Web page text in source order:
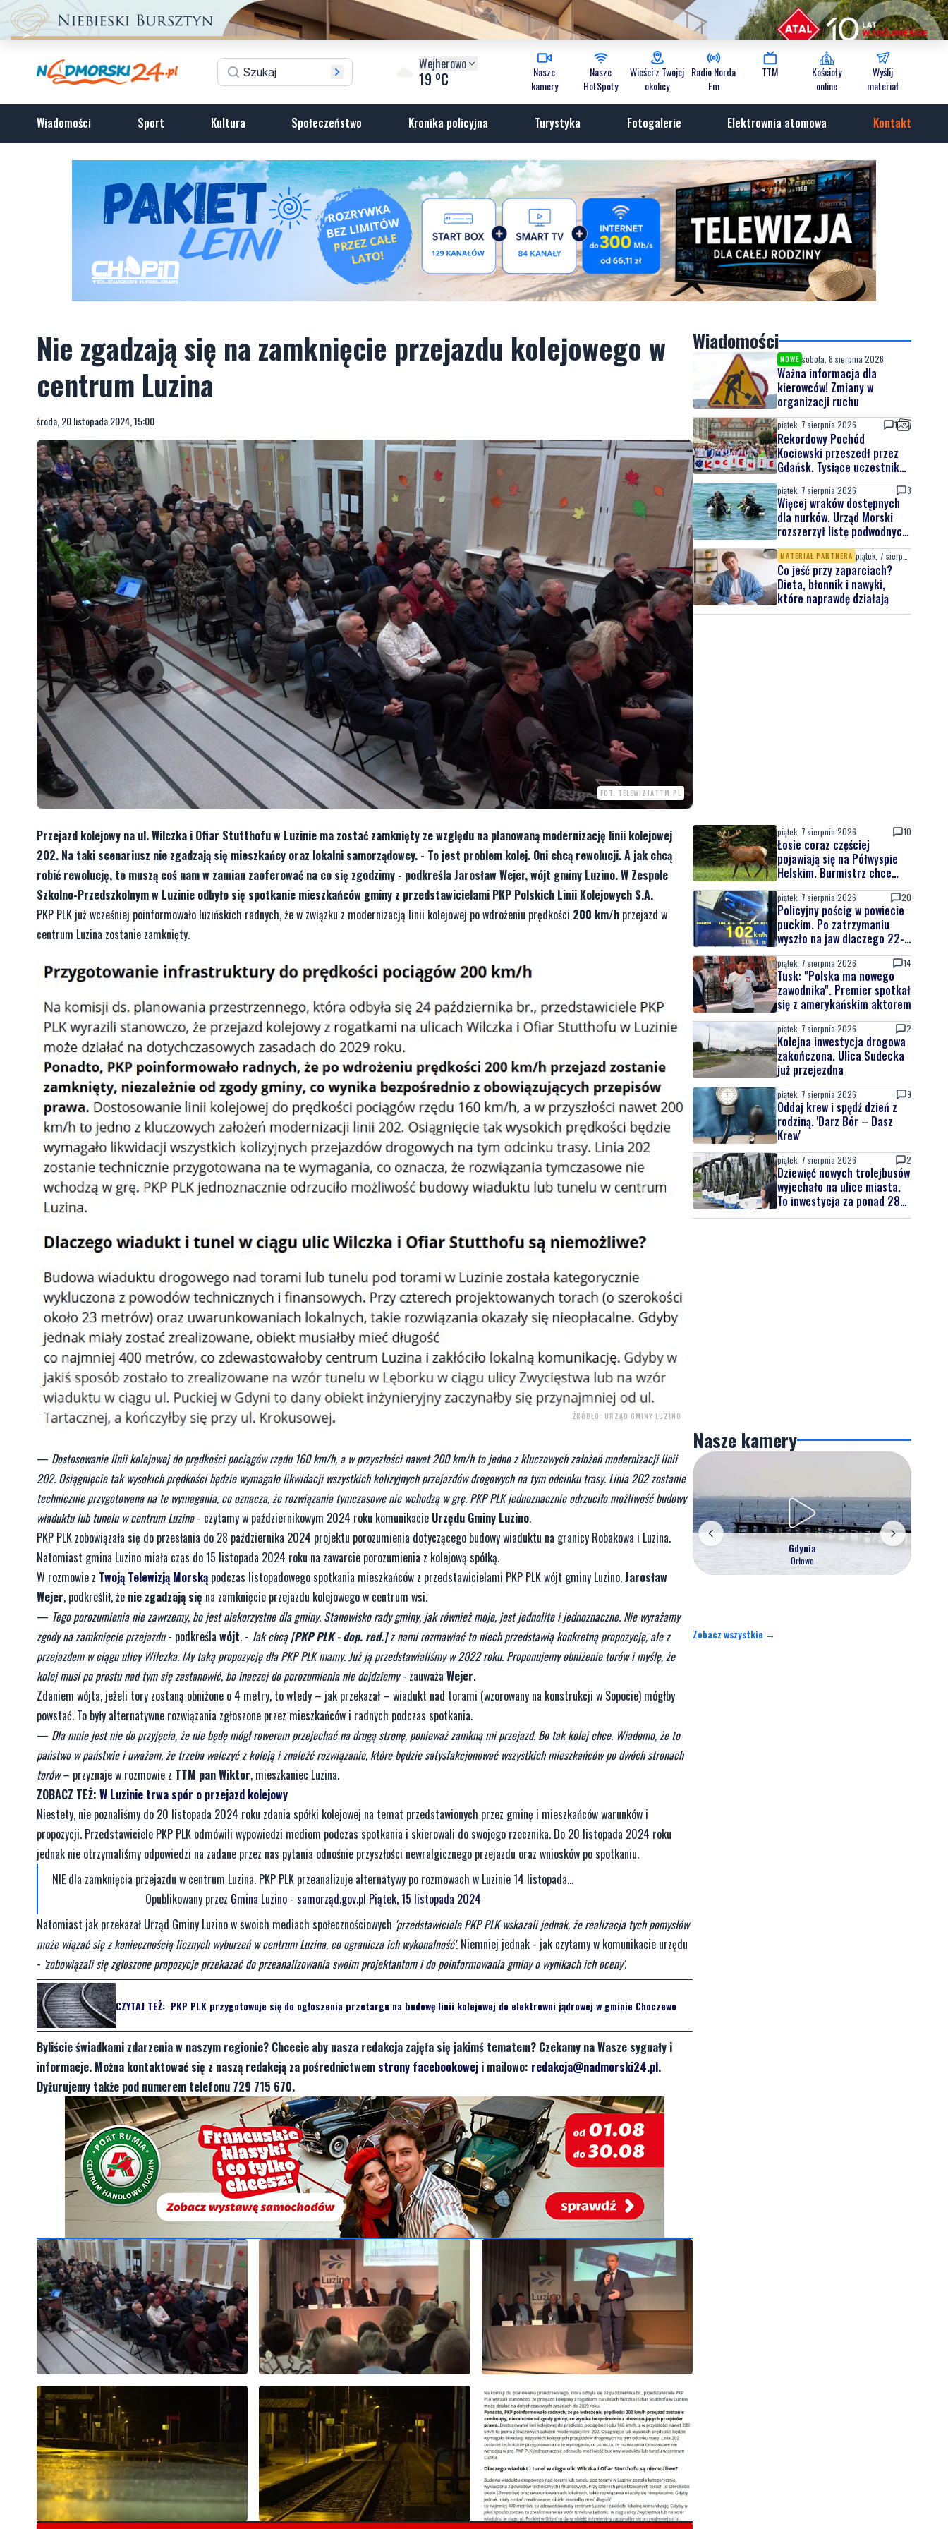
Wejherowo
19 oC
Nasze
kamery
Nasze
HotSpoty
Wieści z Twojej
okolicy
Radio Norda
Fm
TTM
Kościoły
online
Wyślij
materiał
Wiadomości Sport Kultura Społeczeństwo Kronika policyjna Turystyka Fotogalerie Elektrownia atomowa Kontakt
Nie zgadzają się na zamknięcie przejazdu kolejowego w
centrum Luzina
środa, 20 listopada 2024, 15:00
FOT. TELEWIZJATTM.PL
Przejazd kolejowy na ul. Wilczka i Ofiar Stutthofu w Luzinie ma zostać zamknięty ze względu na planowaną modernizację linii kolejowej
202. Na taki scenariusz nie zgadzają się mieszkańcy oraz lokalni samorządowcy. - To jest problem kolej. Oni chcą rewolucji. A jak chcą
robić rewolucję, to muszą coś nam w zamian zaoferować na co się zgodzimy - podkreśla Jarosław Wejer, wójt gminy Luzino. W Zespole
Szkolno-Przedszkolnym w Luzinie odbyło się spotkanie mieszkańców gminy z przedstawicielami PKP Polskich Linii Kolejowych S.A.
PKP PLK już wcześniej poinformowało luzińskich radnych, że w związku z modernizacją linii kolejowej po wdrożeniu prędkości 200 km/h przejazd w
centrum Luzina zostanie zamknięty.
ŹRÓDŁO: URZĄD GMINY LUZINO
— Dostosowanie linii kolejowej do prędkości pociągów rzędu 160 km/h, a w przyszłości nawet 200 km/h to jedno z kluczowych założeń modernizacji linii
202. Osiągnięcie tak wysokich prędkości będzie wymagało likwidacji wszystkich kolizyjnych przejazdów drogowych na tym odcinku trasy. Linia 202 zostanie
technicznie przygotowana na te wymagania, co oznacza, że rozwiązania tymczasowe nie wchodzą w grę. PKP PLK jednoznacznie odrzuciło możliwość budowy
wiaduktu lub tunelu w centrum Luzina- czytamy w październikowym 2024 roku komunikacie Urzędu Gminy Luzino.
PKP PLK zobowiązała się do przesłania do 28 października 2024 projektu porozumienia dotyczącego budowy wiaduktu na granicy Robakowa i Luzina.
Natomiast gmina Luzino miała czas do 15 listopada 2024 roku na zawarcie porozumienia z kolejową spółką.
W rozmowie z Twoją Telewizją Morską podczas listopadowego spotkania mieszkańców z przedstawicielami PKP PLK wójt gminy Luzino,Jarosław
Wejer, podkreślił, że nie zgadzają się na zamknięcie przejazdu kolejowego w centrum wsi.
— Tego porozumienia nie zawrzemy, bo jest niekorzystne dla gminy. Stanowisko rady gminy, jak również moje, jest jednolite i jednoznaczne. Nie wyrażamy
zgody na zamknięcie przejazdu- podkreśla wójt. - Jak chcą [PKP PLK - dop. red.] z nami rozmawiać to niech przedstawią konkretną propozycję, ale z
przejazdem w ciągu ulicy Wilczka. My taką propozycję dla PKP PLK mamy. Już ją przedstawialiśmy w 2022 roku. Proponujemy obniżenie torów i myślę, że
kolej musi po prostu nad tym się zastanowić, bo inaczej do porozumienia nie dojdziemy- zauważa Wejer.
Zdaniem wójta, jeżeli tory zostaną obniżone o 4 metry, to wtedy – jak przekazał – wiadukt nad torami (wzorowany na konstrukcji w Sopocie) mógłby
powstać. To były alternatywne rozwiązania zgłoszone przez mieszkańców i radnych podczas spotkania.
— Dla mnie jest nie do przyjęcia, że nie będę mógł rowerem przejechać na drugą stronę, ponieważ zamkną mi przejazd. Bo tak kolej chce. Wiadomo, że to
państwo w państwie i uważam, że trzeba walczyć z koleją i znaleźć rozwiązanie, które będzie satysfakcjonować wszystkich mieszkańców po dwóch stronach
torów– przyznaje w rozmowie z TTM pan Wiktor, mieszkaniec Luzina.
ZOBACZ TEŻ: W Luzinie trwa spór o przejazd kolejowy
Niestety, nie poznaliśmy do 20 listopada 2024 roku zdania spółki kolejowej na temat przedstawionych przez gminę i mieszkańców warunków i
propozycji. Przedstawiciele PKP PLK odmówili wypowiedzi mediom podczas spotkania i skierowali do swojego rzecznika. Do 20 listopada 2024 roku
jednak nie otrzymaliśmy odpowiedzi na zadane przez nas pytania odnośnie przyszłości newralgicznego przejazdu oraz wniosków po spotkaniu.
NIE dla zamknięcia przejazdu w centrum Luzina. PKP PLK przeanalizuje alternatywy po rozmowach w Luzinie 14 listopada...
Opublikowany przez Gmina Luzino - samorząd.gov.pl Piątek, 15 listopada 2024
Natomiast jak przekazał Urząd Gminy Luzino w swoich mediach społecznościowych 'przedstawiciele PKP PLK wskazali jednak, że realizacja tych pomysłów
może wiązać się z koniecznością licznych wyburzeń w centrum Luzina, co ogranicza ich wykonalność'. Niemniej jednak - jak czytamy w komunikacie urzędu
- 'zobowiązali się zgłoszone propozycje przekazać do przeanalizowania swoim projektantom i do poinformowania gminy o wynikach ich oceny'.
CZYTAJ TEŻ: PKP PLK przygotowuje się do ogłoszenia przetargu na budowę linii kolejowej do elektrowni jądrowej w gminie Choczewo
Byliście świadkami zdarzenia w naszym regionie? Chcecie aby nasza redakcja zajęła się jakimś tematem? Czekamy na Wasze sygnały i
informacje. Można kontaktować się z naszą redakcją za pośrednictwem strony facebookowej i mailowo: redakcja@nadmorski24.pl.
Dyżurujemy także pod numerem telefonu 729 715 670.
Wiadomości
NOWE sobota, 8 sierpnia 2026
Ważna informacja dla
kierowców! Zmiany w
organizacji ruchu
piątek, 7 sierpnia 2026 1
Rekordowy Pochód
Kociewski przeszedł przez
Gdańsk. Tysiące uczestników
na jubileuszowej edycji
piątek, 7 sierpnia 2026 3
Więcej wraków dostępnych
dla nurków. Urząd Morski
rozszerzył listę podwodnych
atrakcji
MATERIAŁ PARTNERA
Co jeść przy zaparciach?
Dieta, błonnik i nawyki,
które naprawdę działają
piątek, 7 sierpnia 2026 10
Łosie coraz częściej
pojawiają się na Półwyspie
Helskim. Burmistrz chce
nowych znaków drogowych
piątek, 7 sierpnia 2026 20
Policyjny pościg w powiecie
puckim. Po zatrzymaniu
wyszło na jaw dlaczego 22-
latek uciekał
piątek, 7 sierpnia 2026 14
Tusk: "Polska ma nowego
zawodnika". Premier spotkał
się z amerykańskim aktorem
piątek, 7 sierpnia 2026 2
Kolejna inwestycja drogowa
zakończona. Ulica Sudecka
już przejezdna
piątek, 7 sierpnia 2026 9
Oddaj krew i spędź dzień z
rodziną. 'Darz Bór – Dasz
Krew'
piątek, 7 sierpnia 2026 2
Dziewięć nowych trolejbusów
wyjechało na ulice miasta.
To inwestycja za ponad 28
mln zł
Nasze kamery
Gdynia
Orłowo
Zobacz wszystkie →